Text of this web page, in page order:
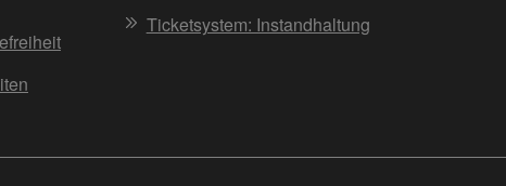
Ticketsystem: Instandhaltung